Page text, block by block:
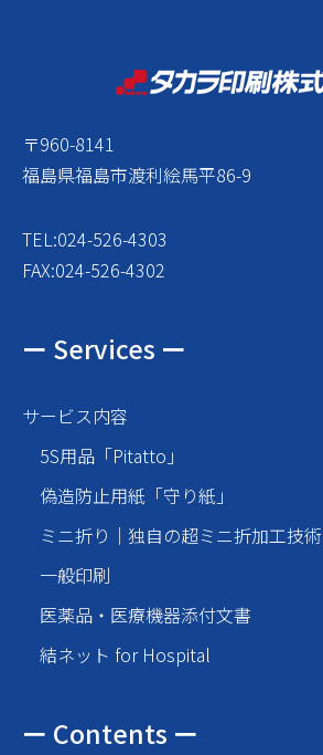
〒960-8141
福島県福島市渡利絵馬平86-9
TEL:024-526-4303
FAX:024-526-4302
ー Services ー
サービス内容
5S用品「Pitatto」
偽造防止用紙「守り紙」
ミニ折り｜独自の超ミニ折加工技術
一般印刷
医薬品・医療機器添付文書
結ネット for Hospital
ー Contents ー